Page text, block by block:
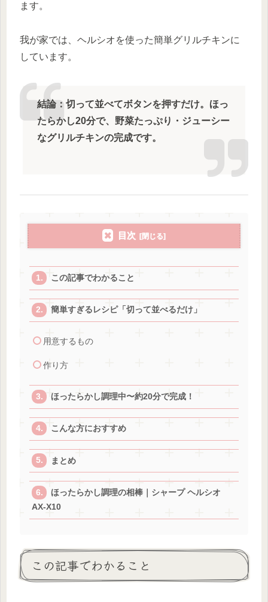
ます。
我が家では、ヘルシオを使った簡単グリルチキンに
しています。
結論：切って並べてボタンを押すだけ。ほっ
たらかし20分で、野菜たっぷり・ジューシー
なグリルチキンの完成です。
目次
この記事でわかること
簡単すぎるレシピ「切って並べるだけ」
用意するもの
作り方
ほったらかし調理中〜約20分で完成！
こんな方におすすめ
まとめ
ほったらかし調理の相棒｜シャープ ヘルシオ
AX-X10
この記事でわかること